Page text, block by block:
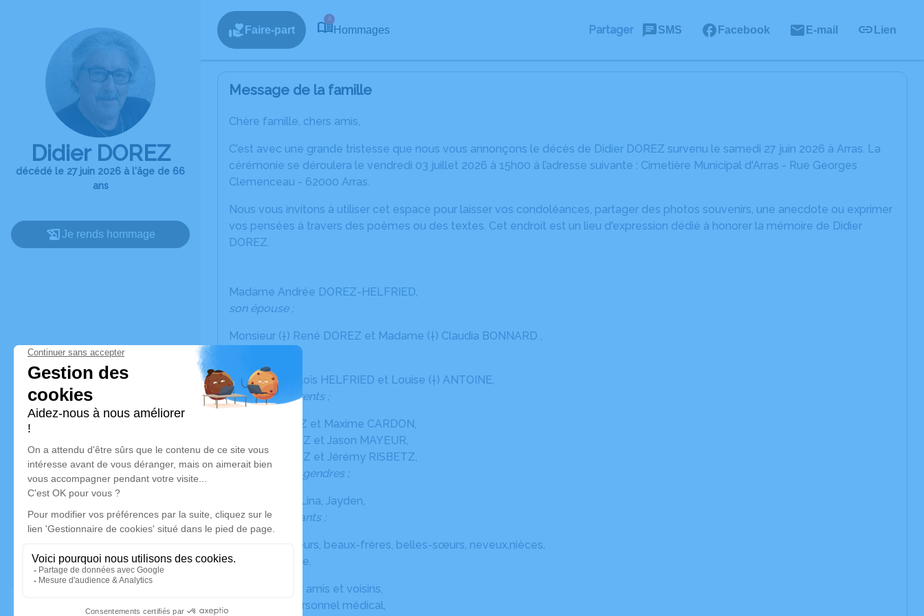
Didier DOREZ
décédé le 27 juin 2026 à l'âge de 66
ans
Je rends hommage
Faire-part
4
Hommages Partager SMS Facebook E-mail Lien
Message de la famille
Chère famille, chers amis,
C’est avec une grande tristesse que nous vous annonçons le décès de Didier DOREZ survenu le samedi 27 juin 2026 à Arras. La
cérémonie se déroulera le vendredi 03 juillet 2026 à 15h00 à l’adresse suivante : Cimetière Municipal d'Arras - Rue Georges
Clemenceau - 62000 Arras.
Nous vous invitons à utiliser cet espace pour laisser vos condoléances, partager des photos souvenirs, une anecdote ou exprimer
vos pensées à travers des poèmes ou des textes. Cet endroit est un lieu d'expression dédié à honorer la mémoire de Didier
DOREZ.
Madame Andrée DOREZ-HELFRIED,
son épouse ;
Monsieur (†) René DOREZ et Madame (†) Claudia BONNARD ,
Monsieur (†) Aloïs HELFRIED et Louise (†) ANTOINE,
ses beaux-parents ;
Andréa DOREZ et Maxime CARDON,
Mélanie DOREZ et Jason MAYEUR,
Océane DOREZ et Jérémy RISBETZ,
ses enfants et gendres ;
Aïlyse, Lewis, Lina, Jayden,
ses petits-enfants ;
Ses frères, sœurs, beaux-frères, belles-sœurs, neveux,nièces,
Toute la famille,
Ses nombreux amis et voisins,
Le dévoué personnel médical,